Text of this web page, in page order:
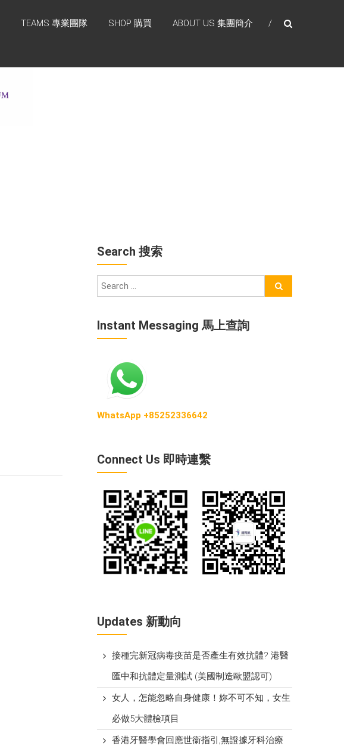
TEAMS 專業團隊 SHOP 購買 ABOUT US 集團簡介
Search 搜索
Instant Messaging 馬上查詢
WhatsApp +85252336642
Connect Us 即時連繫
Updates 新動向
接種完新冠病毒疫苗是否產生有效抗體? 港醫
匯中和抗體定量測試 (美國制造歐盟認可)
女人，怎能忽略自身健康！妳不可不知，女生
必做5大體檢項目
香港牙醫學會回應世衞指引,無證據牙科治療